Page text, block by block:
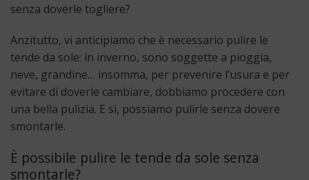
senza doverle togliere?
Anzitutto, vi anticipiamo che è necessario pulire le
tende da sole: in inverno, sono soggette a pioggia,
neve, grandine… insomma, per prevenire l’usura e per
evitare di doverle cambiare, dobbiamo procedere con
una bella pulizia. E sì, possiamo pulirle senza dovere
smontarle.
È possibile pulire le tende da sole senza
smontarle?